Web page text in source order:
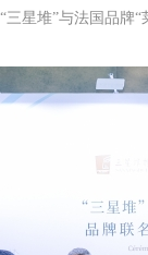
“三星堆”与法国品牌